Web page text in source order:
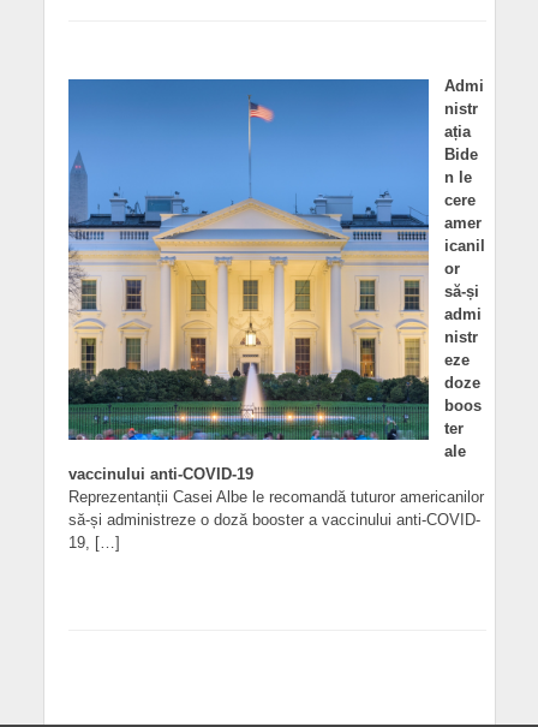
Admi
nistr
ația
Bide
n le
cere
amer
icanil
or
să-și
admi
nistr
eze
doze
boos
ter
ale
vaccinului anti-COVID-19
Reprezentanții Casei Albe le recomandă tuturor americanilor
să-și administreze o doză booster a vaccinului anti-COVID-
19, […]